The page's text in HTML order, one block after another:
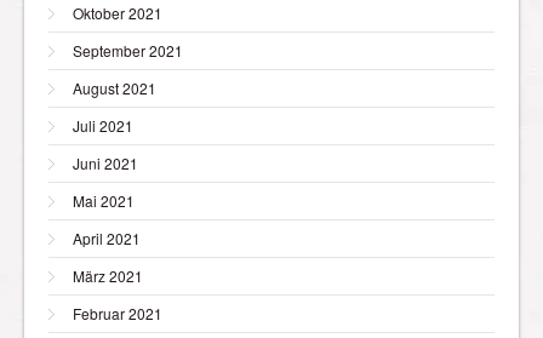
Oktober 2021
September 2021
August 2021
Juli 2021
Juni 2021
Mai 2021
April 2021
März 2021
Februar 2021